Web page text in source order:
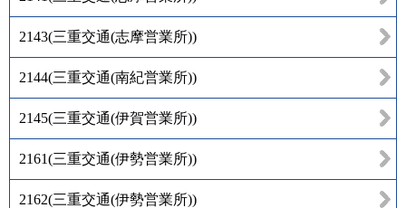
2143(三重交通(志摩営業所))
2144(三重交通(南紀営業所))
2145(三重交通(伊賀営業所))
2161(三重交通(伊勢営業所))
2162(三重交通(伊勢営業所))